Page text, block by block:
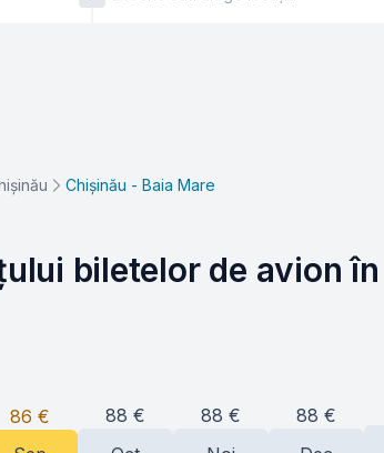
Chișinău - Baia Mare
biletelor de avion
86 €
88 €
88 €
88 €